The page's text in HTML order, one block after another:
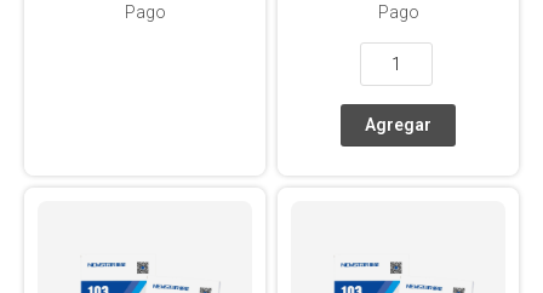
Pago
Pago